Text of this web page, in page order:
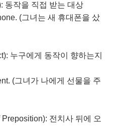
동작을 직접 받는 대상
(그녀는 새 휴대폰을 샀
누구에게 동작이 향하는지
(그녀가 나에게 선물을 주
전치사 뒤에 오